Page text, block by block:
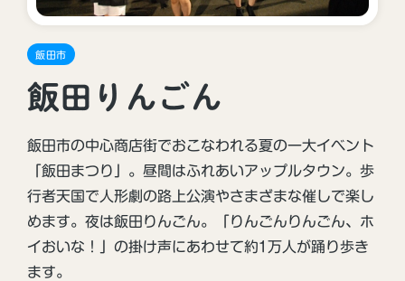
飯田市
飯田りんごん
飯田市の中心商店街でおこなわれる夏の一大イベント
「飯田まつり」。昼間はふれあいアップルタウン。歩
行者天国で人形劇の路上公演やさまざまな催しで楽し
めます。夜は飯田りんごん。「りんごんりんごん、ホ
イおいな！」の掛け声にあわせて約1万人が踊り歩き
ます。